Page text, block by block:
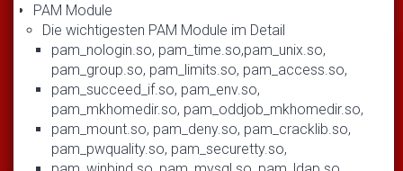
PAM Module
Die wichtigesten PAM Module im Detail
pam_nologin.so, pam_time.so,pam_unix.so,
pam_group.so, pam_limits.so, pam_access.so,
pam_succeed_if.so, pam_env.so,
pam_mkhomedir.so, pam_oddjob_mkhomedir.so,
pam_mount.so, pam_deny.so, pam_cracklib.so,
pam_pwquality.so, pam_securetty.so,